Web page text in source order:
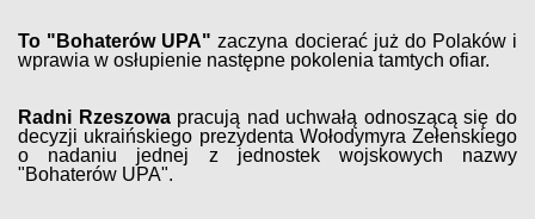
To "Bohaterów UPA" zaczyna docierać już do Polaków i
wprawia w osłupienie następne pokolenia tamtych ofiar.
Radni Rzeszowa pracują nad uchwałą odnoszącą się do
decyzji ukraińskiego prezydenta Wołodymyra Zełenskiego
o nadaniu jednej z jednostek wojskowych nazwy
"Bohaterów UPA".